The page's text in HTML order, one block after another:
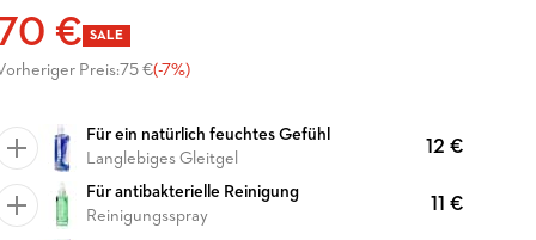
€ SALE
Preis:75 €(-7%)
Für ein natürlich feuchtes Gefühl
Langlebiges Gleitgel
12 €
Für antibakterielle Reinigung
Reinigungsspray
11 €